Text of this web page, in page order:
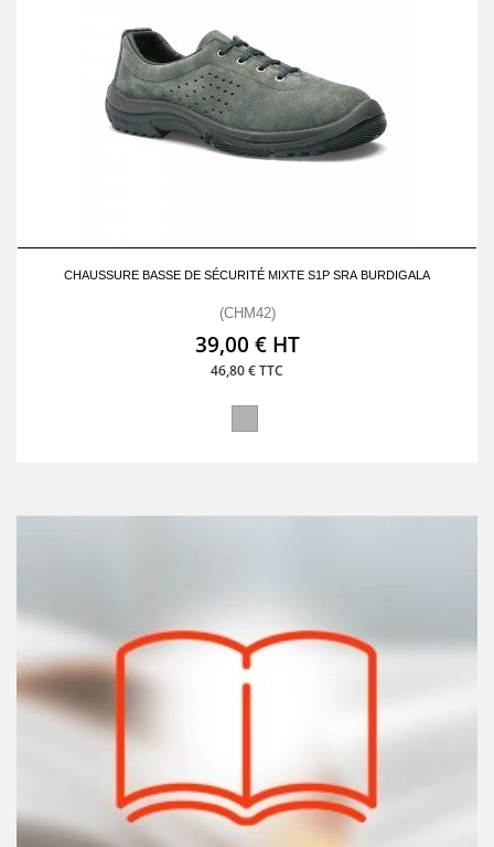
CHAUSSURE BASSE DE SÉCURITÉ MIXTE S1P SRA BURDIGALA
(CHM42)
39,00 € HT
46,80 € TTC